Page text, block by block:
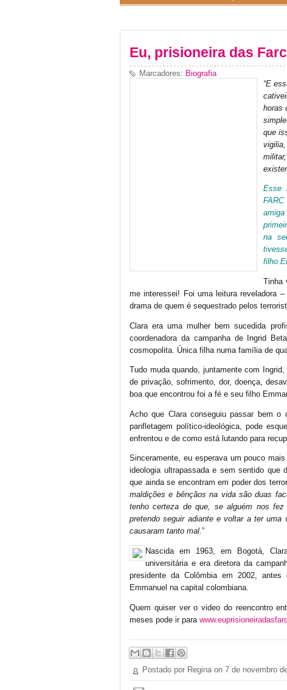
Eu, prisioneira das
Marcadores: Biografia
“E
horas
que
Esse
na
filho
Tinha
me interessei! Foi uma leitura reveladora
drama de quem é sequestrado pelos
Clara era uma mulher bem sucedida
coordenadora da campanha de Ingrid
cosmopolita. Única filha numa família de
Tudo muda quando, juntamente com
de privação, sofrimento, dor, doença,
boa que encontrou foi a fé e seu filho
Acho que Clara conseguiu passar bem o
panfletagem político-ideológica, pode
enfrentou e de como está lutando para
Sinceramente, eu esperava um pouco
ideologia ultrapassada e sem sentido que
que ainda se encontram em poder dos
maldições e bênçãos na vida são duas
tenho certeza de que, se alguém nos
pretendo seguir adiante e voltar a ter
causaram tanto mal.”
Nascida em 1963, em Bogotá,
universitária e era diretora da
presidente da Colômbia em 2002,
Emmanuel na capital colombiana.
Quem quiser ver o video do reencontro
meses pode ir para
Postado por Regina on 7 de novembro